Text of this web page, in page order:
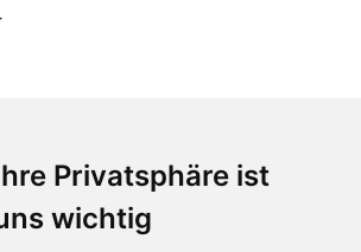
Privatsphäre ist
wichtig